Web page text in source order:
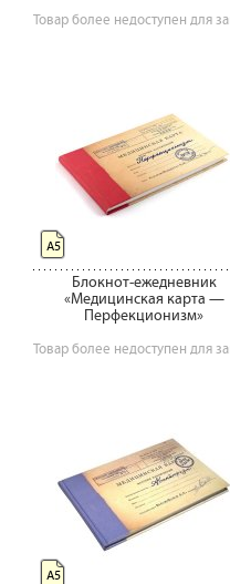
Товар более недоступен для
Блокнот-ежедневник
«Медицинская карта —
Перфекционизм»
Товар более недоступен для
А5
А5